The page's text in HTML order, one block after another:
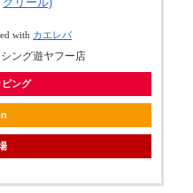
with カエレバ
ング遊ヤフー店
ング